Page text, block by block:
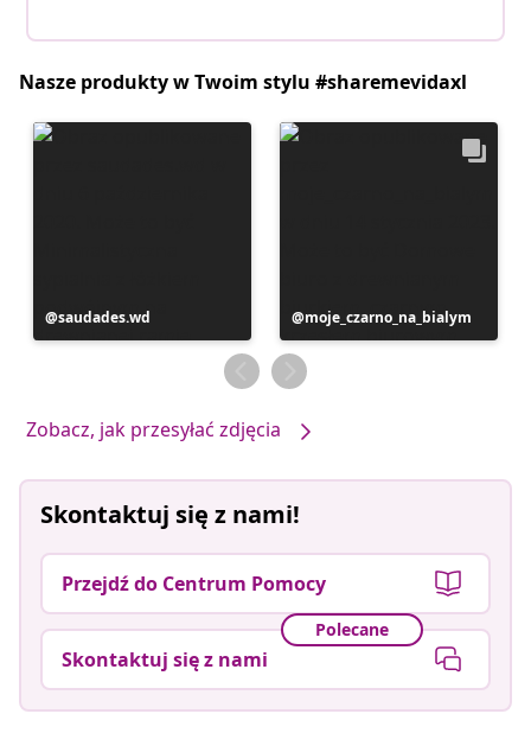
Nasze produkty w Twoim stylu #sharemevidaxl
Post
opublikowany
saudades.wd
Post
opublikowany
przez
moje_czarno_na_bialym
Zobacz, jak przesyłać zdjęcia
Skontaktuj się z nami!
Przejdź do Centrum Pomocy
Polecane
Skontaktuj się z nami